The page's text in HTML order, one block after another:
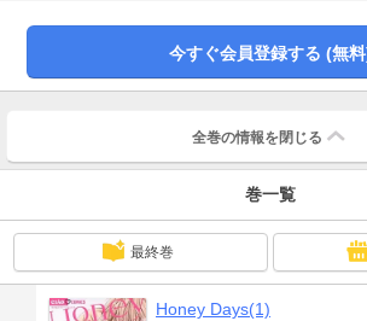
じみで彼氏の神野啓介くんが、「恋人にしたい芸能人
メン俳優だってこと☆さらになんと、２人はラブラ
自分とは住む世界が違うかも…と不安になったり、お
なか逢えない日々が続いたり、２人の関係がバレそう
今すぐ会員登録する (無
全巻の情報を 閉じる
巻一覧
最終巻
Honey Days(1)